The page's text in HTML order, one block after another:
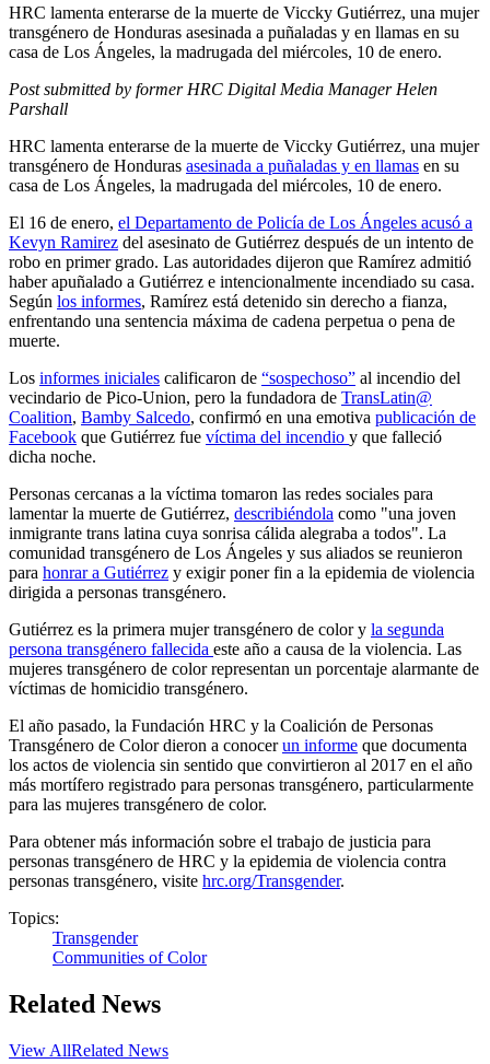
HRC lamenta enterarse de la muerte de Viccky Gutiérrez, una mujer
transgénero de Honduras asesinada a puñaladas y en llamas en su
casa de Los Ángeles, la madrugada del miércoles, 10 de enero.
Post submitted by former HRC Digital Media Manager Helen
Parshall
HRC lamenta enterarse de la muerte de Viccky Gutiérrez, una mujer
transgénero de Honduras asesinada a puñaladas y en llamas en su
casa de Los Ángeles, la madrugada del miércoles, 10 de enero.
El 16 de enero, el Departamento de Policía de Los Ángeles acusó a
Kevyn Ramirez del asesinato de Gutiérrez después de un intento de
robo en primer grado. Las autoridades dijeron que Ramírez admitió
haber apuñalado a Gutiérrez e intencionalmente incendiado su casa.
Según los informes, Ramírez está detenido sin derecho a fianza,
enfrentando una sentencia máxima de cadena perpetua o pena de
muerte.
Los informes iniciales calificaron de “sospechoso” al incendio del
vecindario de Pico-Union, pero la fundadora de TransLatin@
Coalition, Bamby Salcedo, confirmó en una emotiva publicación de
Facebook que Gutiérrez fue víctima del incendio y que falleció
dicha noche.
Personas cercanas a la víctima tomaron las redes sociales para
lamentar la muerte de Gutiérrez, describiéndola como "una joven
inmigrante trans latina cuya sonrisa cálida alegraba a todos". La
comunidad transgénero de Los Ángeles y sus aliados se reunieron
para honrar a Gutiérrez y exigir poner fin a la epidemia de violencia
dirigida a personas transgénero.
Gutiérrez es la primera mujer transgénero de color y la segunda
persona transgénero fallecida este año a causa de la violencia. Las
mujeres transgénero de color representan un porcentaje alarmante de
víctimas de homicidio transgénero.
El año pasado, la Fundación HRC y la Coalición de Personas
Transgénero de Color dieron a conocerun informe que documenta
los actos de violencia sin sentido que convirtieron al 2017 en el año
más mortífero registrado para personas transgénero, particularmente
para las mujeres transgénero de color.
Para obtener más información sobre el trabajo de justicia para
personas transgénero de HRC y la epidemia de violencia contra
personas transgénero, visite hrc.org/Transgender.
Topics:
Transgender
Communities of Color
Related News
View AllRelated News